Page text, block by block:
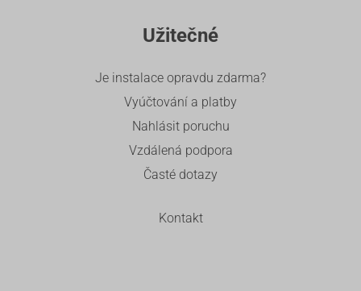
Užitečné
Je instalace opravdu zdarma?
Vyúčtování a platby
Nahlásit poruchu
Vzdálená podpora
Časté dotazy
Kontakt